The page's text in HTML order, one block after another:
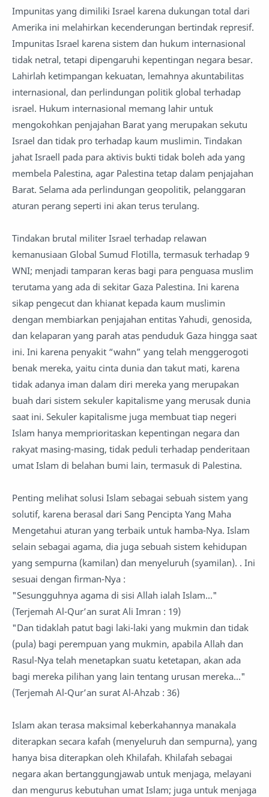
Impunitas yang dimiliki Israel karena dukungan total dari
Amerika ini melahirkan kecenderungan bertindak represif.
Impunitas Israel karena sistem dan hukum internasional
tidak netral, tetapi dipengaruhi kepentingan negara besar.
Lahirlah ketimpangan kekuatan, lemahnya akuntabilitas
internasional, dan perlindungan politik global terhadap
israel. Hukum internasional memang lahir untuk
mengokohkan penjajahan Barat yang merupakan sekutu
Israel dan tidak pro terhadap kaum muslimin. Tindakan
jahat Israell pada para aktivis bukti tidak boleh ada yang
membela Palestina, agar Palestina tetap dalam penjajahan
Barat. Selama ada perlindungan geopolitik, pelanggaran
aturan perang seperti ini akan terus terulang.
Tindakan brutal militer Israel terhadap relawan
kemanusiaan Global Sumud Flotilla, termasuk terhadap 9
WNI; menjadi tamparan keras bagi para penguasa muslim
terutama yang ada di sekitar Gaza Palestina. Ini karena
sikap pengecut dan khianat kepada kaum muslimin
dengan membiarkan penjajahan entitas Yahudi, genosida,
dan kelaparan yang parah atas penduduk Gaza hingga saat
ini. Ini karena penyakit “wahn” yang telah menggerogoti
benak mereka, yaitu cinta dunia dan takut mati, karena
tidak adanya iman dalam diri mereka yang merupakan
buah dari sistem sekuler kapitalisme yang merusak dunia
saat ini. Sekuler kapitalisme juga membuat tiap negeri
Islam hanya memprioritaskan kepentingan negara dan
rakyat masing-masing, tidak peduli terhadap penderitaan
umat Islam di belahan bumi lain, termasuk di Palestina.
Penting melihat solusi Islam sebagai sebuah sistem yang
solutif, karena berasal dari Sang Pencipta Yang Maha
Mengetahui aturan yang terbaik untuk hamba-Nya. Islam
selain sebagai agama, dia juga sebuah sistem kehidupan
yang sempurna (kamilan) dan menyeluruh (syamilan). . Ini
sesuai dengan firman-Nya :
"Sesungguhnya agama di sisi Allah ialah Islam..."
(Terjemah Al-Qur’an surat Ali Imran : 19)
"Dan tidaklah patut bagi laki-laki yang mukmin dan tidak
(pula) bagi perempuan yang mukmin, apabila Allah dan
Rasul-Nya telah menetapkan suatu ketetapan, akan ada
bagi mereka pilihan yang lain tentang urusan mereka..."
(Terjemah Al-Qur’an surat Al-Ahzab : 36)
Islam akan terasa maksimal keberkahannya manakala
diterapkan secara kafah (menyeluruh dan sempurna), yang
hanya bisa diterapkan oleh Khilafah. Khilafah sebagai
negara akan bertanggungjawab untuk menjaga, melayani
dan mengurus kebutuhan umat Islam; juga untuk menjaga